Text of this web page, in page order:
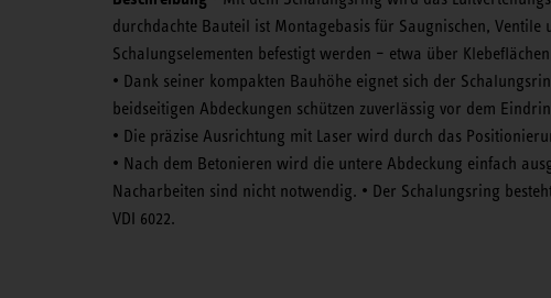
durchdachte Bauteil ist Montagebasis für Saugnischen, Ventile
Schalungselementen befestigt werden – etwa über
• Dank seiner kompakten Bauhöhe eignet sich der
beidseitigen Abdeckungen schützen zuverlässig vor dem
• Die präzise Ausrichtung mit Laser wird durch das
• Nach dem Betonieren wird die untere Abdeckung einfach
Nacharbeiten sind nicht notwendig. • Der Schalungsring
VDI 6022.